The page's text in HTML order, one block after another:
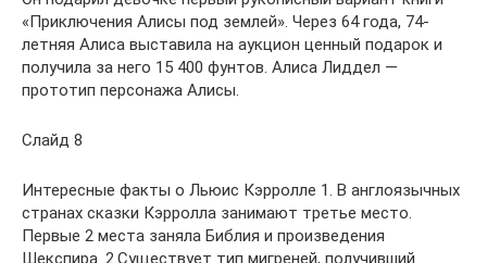
«Приключения Алисы под землей». Через 64 года, 74-
летняя Алиса выставила на аукцион ценный подарок и
получила за него 15 400 фунтов. Алиса Лиддел —
прототип персонажа Алисы.
Слайд 8
Интересные факты о Льюис Кэрролле 1. В англоязычных
странах сказки Кэрролла занимают третье место.
Первые 2 места заняла Библия и произведения
Шекспира. 2.Существует тип мигреней, получивший